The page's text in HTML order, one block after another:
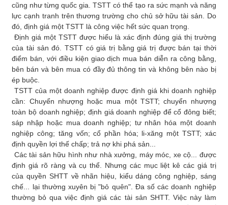
cũng như từng quốc gia. TSTT có thể tạo ra sức mạnh và năng
lực cạnh tranh trên thương trường cho chủ sở hữu tài sản. Do
đó, định giá một TSTT là công việc hết sức quan trọng.
Định giá một TSTT được hiểu là xác định đúng giá thị trường
của tài sản đó. TSTT có giá trị bằng giá trị được bán tại thời
điểm bán, với điều kiện giao dịch mua bán diễn ra công bằng,
bên bán và bên mua có đầy đủ thông tin và không bên nào bị
ép buộc.
TSTT của một doanh nghiệp được định giá khi doanh nghiệp
cần: Chuyển nhượng hoặc mua một TSTT; chuyển nhượng
toàn bộ doanh nghiệp; định giá doanh nghiệp để cổ đông biết;
sáp nhập hoặc mua doanh nghiệp; tư nhân hóa một doanh
nghiệp công; tăng vốn; cổ phần hóa; li-xăng một TSTT; xác
định quyền lợi thế chấp; trả nợ khi phá sản...
Các tài sản hữu hình như nhà xưởng, máy móc, xe cộ... được
định giá rõ ràng và cụ thể. Nhưng các mục liệt kê các giá trị
của quyền SHTT về nhãn hiệu, kiểu dáng công nghiệp, sáng
chế... lại thường xuyên bị "bỏ quên". Đa số các doanh nghiệp
thường bỏ qua việc định giá các tài sản SHTT. Việc này làm